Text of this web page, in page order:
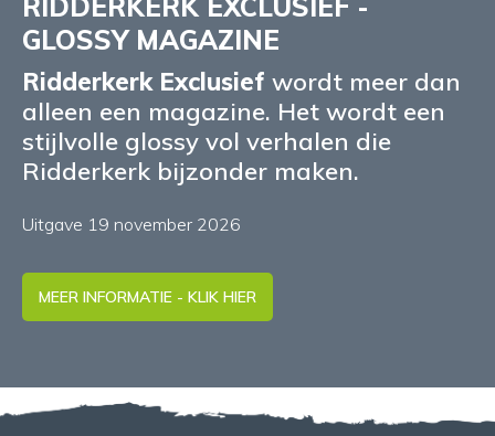
RIDDERKERK EXCLUSIEF -
GLOSSY MAGAZINE
Ridderkerk Exclusief wordt meer dan
alleen een magazine. Het wordt een
stijlvolle glossy vol verhalen die
Ridderkerk bijzonder maken.
Uitgave 19 november 2026
MEER INFORMATIE - KLIK HIER